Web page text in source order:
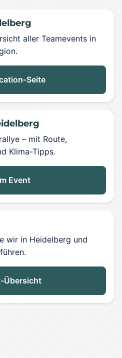
aller Teamevents in
Seite
– mit Route,
Klima-Tipps.
Event
wir in Heidelberg und
Übersicht